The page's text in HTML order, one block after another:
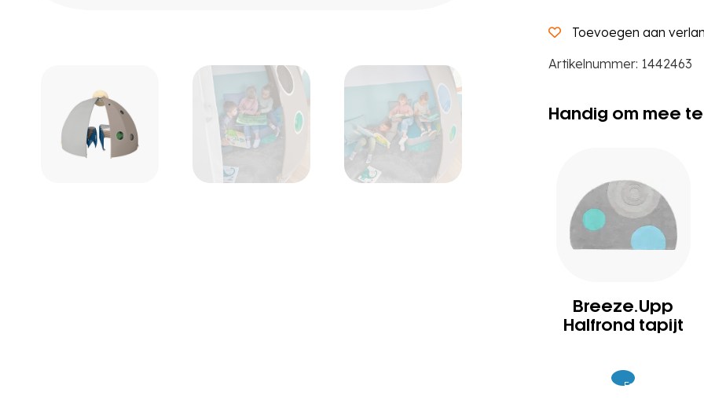
Toevoegen aan
Artikelnummer: 1442463
Handig om mee
Breeze.Upp
Halfrond tapijt
299
Excl.